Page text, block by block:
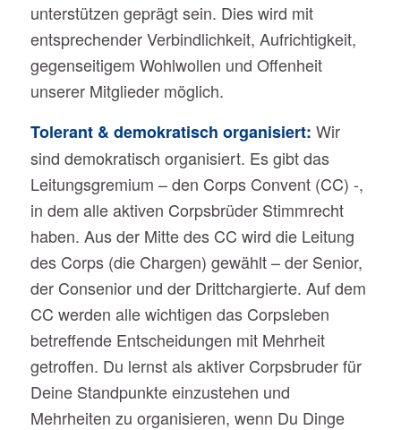
unterstützen geprägt sein. Dies wird mit
entsprechender Verbindlichkeit, Aufrichtigkeit,
gegenseitigem Wohlwollen und Offenheit
unserer Mitglieder möglich.
Tolerant & demokratisch organisiert: Wir
sind demokratisch organisiert. Es gibt das
Leitungsgremium – den Corps Convent (CC) -,
in dem alle aktiven Corpsbrüder Stimmrecht
haben. Aus der Mitte des CC wird die Leitung
des Corps (die Chargen) gewählt – der Senior,
der Consenior und der Drittchargierte. Auf dem
CC werden alle wichtigen das Corpsleben
betreffende Entscheidungen mit Mehrheit
getroffen. Du lernst als aktiver Corpsbruder für
Deine Standpunkte einzustehen und
Mehrheiten zu organisieren, wenn Du Dinge